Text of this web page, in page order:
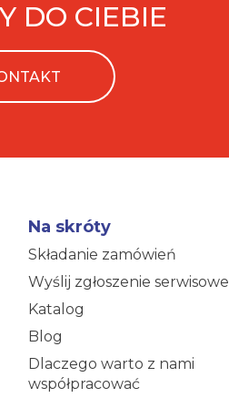
DO CIEBIE
Na skróty
Składanie zamówień
Wyślij zgłoszenie serwisowe
Katalog
Blog
Dlaczego warto z nami
współpracować